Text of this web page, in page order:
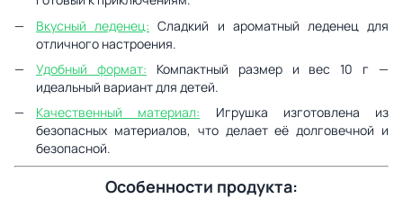
Вкусный леденец: Сладкий и ароматный леденец для
отличного настроения.
Удобный формат: Компактный размер и вес 10 г —
идеальный вариант для детей.
Качественный материал: Игрушка изготовлена из
безопасных материалов, что делает её долговечной и
безопасной.
Особенности продукта: